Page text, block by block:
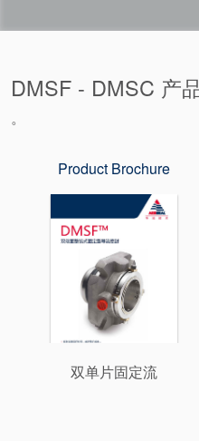
DMSF - DMSC 产
。
Product Brochure
双单片固定流